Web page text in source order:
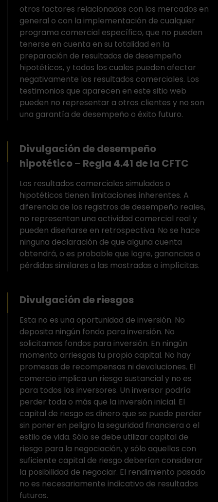
otros factores relacionados con los mercados en
general o con la implementación de cualquier
programa comercial específico, que no pueden
tenerse en cuenta en su totalidad en la
preparación de resultados de desempeño
hipotéticos, y todos los cuales pueden afectar
negativamente los resultados comerciales. Los
testimonios que aparecen en este sitio web
pueden no representar a otros clientes y no son
una garantía de desempeño o éxito futuro.
Divulgación de desempeño
hipotético – Regla 4.41 de la CFTC
Los resultados comerciales simulados o
hipotéticos tienen limitaciones inherentes. A
diferencia de los registros de desempeño reales,
no representan una actividad comercial real y
pueden diseñarse en retrospectiva. No se hace
ninguna declaración de que alguna cuenta
obtendrá, o es probable que logre, ganancias o
pérdidas similares a las mostradas o implícitas.
Divulgación de riesgos
Esta no es una oportunidad de inversión. No
deposita ningún fondo para inversión. No
solicitamos fondos para inversión. En ningún
momento arriesgas tu propio capital. No hay
promesas de recompensas ni devoluciones. El
comercio implica un riesgo sustancial y no es
para todos los inversores. Un inversor podría
perder toda o más que la inversión inicial. El
capital de riesgo es dinero que se puede perder
sin poner en peligro la seguridad financiera o el
estilo de vida. Sólo se debe utilizar capital de
riesgo para la negociación, y sólo aquellos con
suficiente capital de riesgo deberían considerar
la posibilidad de negociar. El rendimiento pasado
no es necesariamente indicativo de resultados
futuros.